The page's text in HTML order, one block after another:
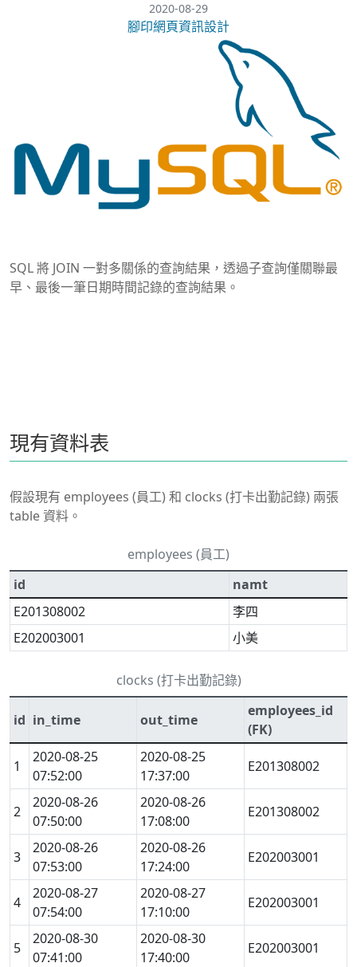
2020-08-29
腳印網頁資訊設計
SQL 將 JOIN 一對多關係的查詢結果，透過子查詢僅關聯最
早、最後一筆日期時間記錄的查詢結果。
現有資料表
假設現有 employees (員工) 和 clocks (打卡出勤記錄) 兩張
table 資料。
employees (員工)
id
namt
E201308002
李四
E202003001
小美
clocks (打卡出勤記錄)
id in_time out_time
employees_id
(FK)
1
2020-08-25
07:52:00
2020-08-25
17:37:00
E201308002
2
2020-08-26
07:50:00
2020-08-26
17:08:00
E201308002
3
2020-08-26
07:53:00
2020-08-26
17:24:00
E202003001
4
2020-08-27
07:54:00
2020-08-27
17:10:00
E202003001
5
2020-08-30
07:41:00
2020-08-30
17:40:00
E202003001